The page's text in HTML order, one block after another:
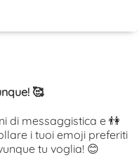
🥰
di messaggistica e 👫
i tuoi emoji preferiti
tu voglia! 😊